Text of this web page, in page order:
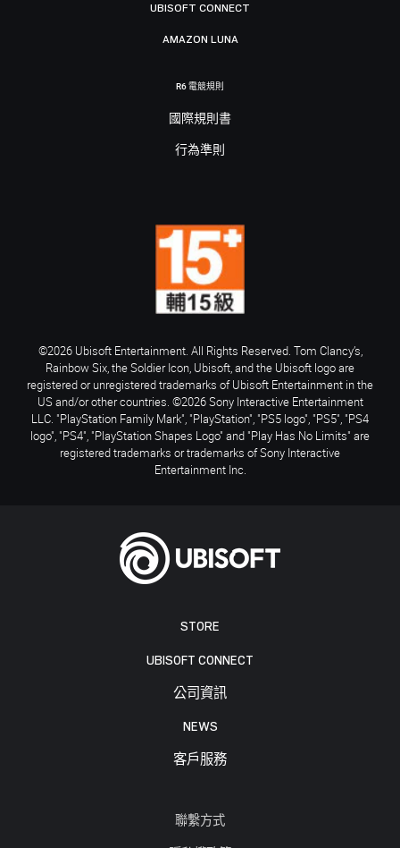
STORE
UBISOFT CONNECT
公司資訊
NEWS
客戶服務
聯繫方式
UBISOFT CONNECT
AMAZON LUNA
R6 電競規則
國際規則書
行為準則
©2026 Ubisoft Entertainment. All Rights Reserved. Tom Clancy’s,
Rainbow Six, the Soldier Icon, Ubisoft, and the Ubisoft logo are
registered or unregistered trademarks of Ubisoft Entertainment in the
US and/or other countries. ©2026 Sony Interactive Entertainment
LLC. "PlayStation Family Mark", "PlayStation", "PS5 logo", "PS5", "PS4
logo", "PS4", "PlayStation Shapes Logo" and "Play Has No Limits" are
registered trademarks or trademarks of Sony Interactive
Entertainment Inc.